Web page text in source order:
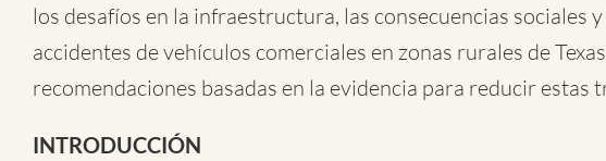
los desafíos en la infraestructura, las consecuencias sociales
accidentes de vehículos comerciales en zonas rurales de
recomendaciones basadas en la evidencia para reducir estas
INTRODUCCIÓN